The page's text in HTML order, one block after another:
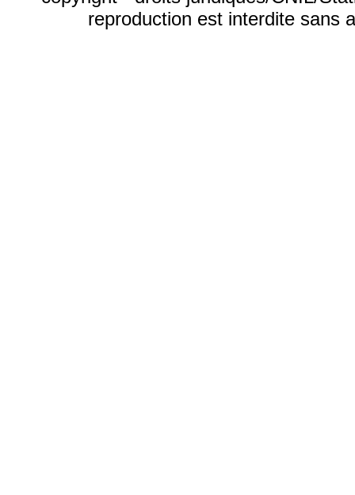
reproduction est interdite sans